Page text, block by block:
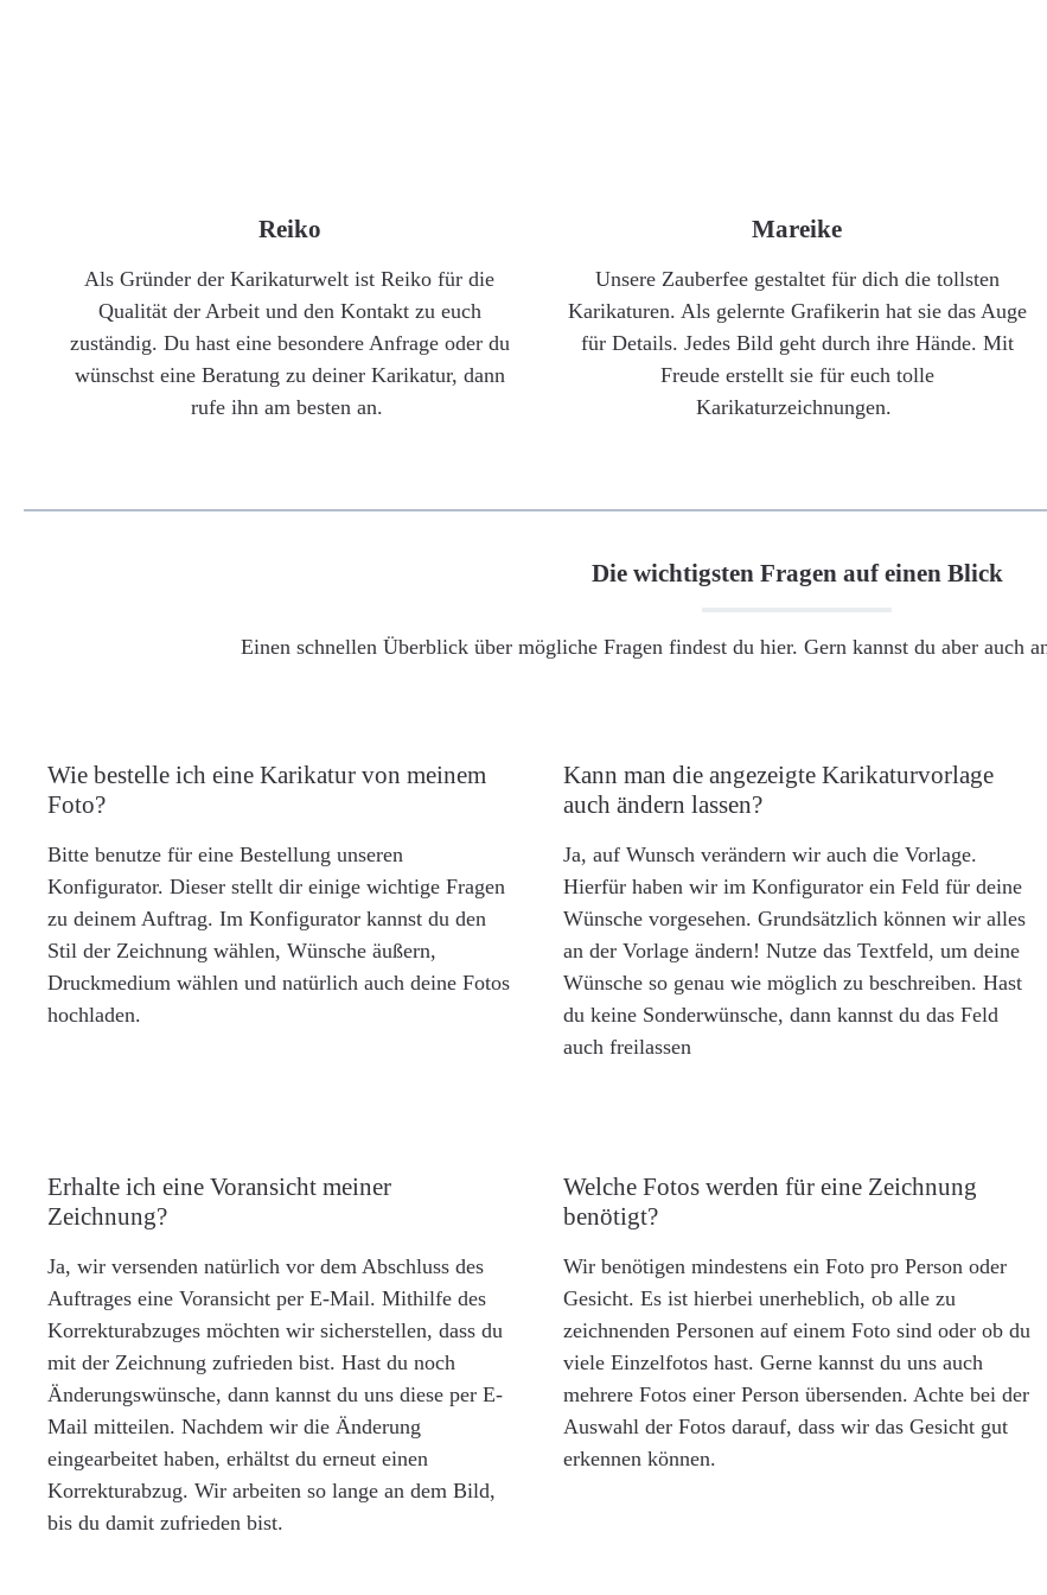
Reiko
Als Gründer der Karikaturwelt ist Reiko für die
Qualität der Arbeit und den Kontakt zu euch
zuständig. Du hast eine besondere Anfrage oder du
wünschst eine Beratung zu deiner Karikatur, dann
rufe ihn am besten an.
Mareike
Unsere Zauberfee gestaltet für dich die tollsten
Karikaturen. Als gelernte Grafikerin hat sie das Auge
für Details. Jedes Bild geht durch ihre Hände. Mit
Freude erstellt sie für euch tolle
Karikaturzeichnungen.
Die wichtigsten Fragen auf einen Blick
Einen schnellen Überblick über mögliche Fragen findest du hier. Gern kannst du aber auch
Wie bestelle ich eine Karikatur von meinem
Foto?
Bitte benutze für eine Bestellung unseren
Konfigurator. Dieser stellt dir einige wichtige Fragen
zu deinem Auftrag. Im Konfigurator kannst du den
Stil der Zeichnung wählen, Wünsche äußern,
Druckmedium wählen und natürlich auch deine Fotos
hochladen.
Kann man die angezeigte Karikaturvorlage
auch ändern lassen?
Ja, auf Wunsch verändern wir auch die Vorlage.
Hierfür haben wir im Konfigurator ein Feld für deine
Wünsche vorgesehen. Grundsätzlich können wir alles
an der Vorlage ändern! Nutze das Textfeld, um deine
Wünsche so genau wie möglich zu beschreiben. Hast
du keine Sonderwünsche, dann kannst du das Feld
auch freilassen
Erhalte ich eine Voransicht meiner
Zeichnung?
Ja, wir versenden natürlich vor dem Abschluss des
Auftrages eine Voransicht per E-Mail. Mithilfe des
Korrekturabzuges möchten wir sicherstellen, dass du
mit der Zeichnung zufrieden bist. Hast du noch
Änderungswünsche, dann kannst du uns diese per E-
Mail mitteilen. Nachdem wir die Änderung
eingearbeitet haben, erhältst du erneut einen
Korrekturabzug. Wir arbeiten so lange an dem Bild,
bis du damit zufrieden bist.
Welche Fotos werden für eine Zeichnung
benötigt?
Wir benötigen mindestens ein Foto pro Person oder
Gesicht. Es ist hierbei unerheblich, ob alle zu
zeichnenden Personen auf einem Foto sind oder ob du
viele Einzelfotos hast. Gerne kannst du uns auch
mehrere Fotos einer Person übersenden. Achte bei der
Auswahl der Fotos darauf, dass wir das Gesicht gut
erkennen können.